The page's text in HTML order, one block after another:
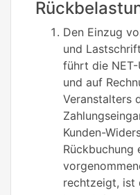
Den Einzug
und
führt die NET-
und auf
Veranstalters
Kunden-
Rückbuchung
rechtzeigt, ist